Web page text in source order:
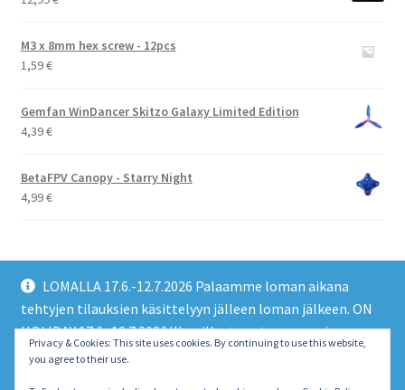
LOMALLA 17.6.-12.7.2026 Palaamme loman aikana
tehtyjen tilauksien käsittelyyn jälleen loman jälkeen. ON
HOLIDAY 17.6.-12.7.2026 We will return to processing
orders made during the holiday again after the holiday.
M3 x 8mm hex screw - 12pcs
1,59€
Gemfan WinDancer Skitzo Galaxy Limited Edition
4,39€
BetaFPV Canopy - Starry Night
4,99€
© EMO FPV Drones 2026
Built with WooCommerce
Privacy & Cookies: This site uses cookies. By continuing to use this website,
you agree to their use.